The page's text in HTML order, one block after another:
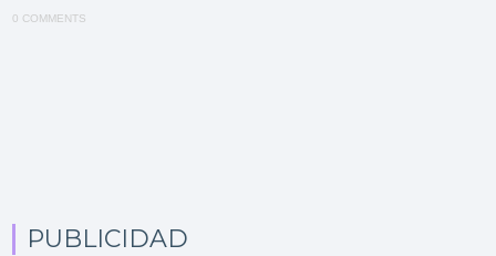
0 COMMENTS
PUBLICIDAD